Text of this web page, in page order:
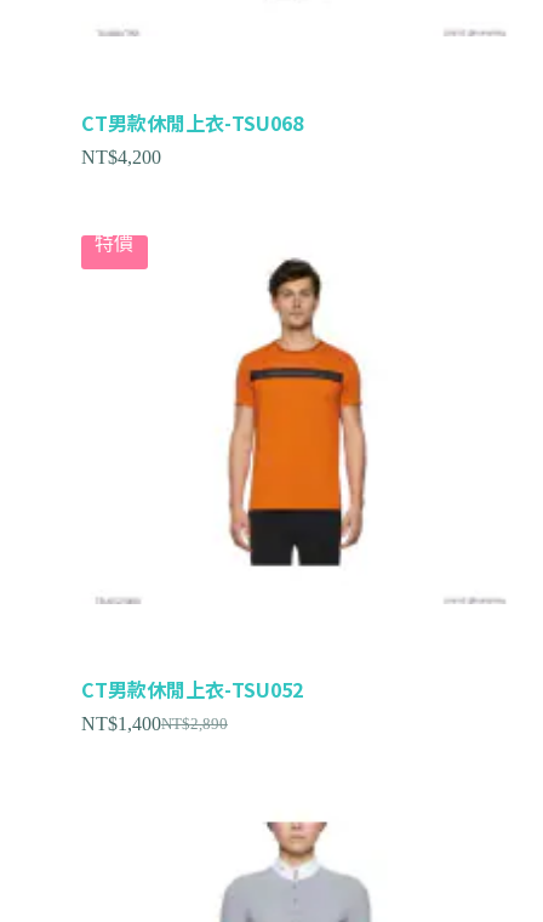
CT男款休閒上衣-TSU068
NT$4,200
特價
CT男款休閒上衣-TSU052
NT$2,890
NT$1,400